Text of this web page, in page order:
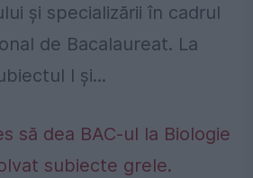
și specializării în cadrul
de Bacalaureat. La
I și...